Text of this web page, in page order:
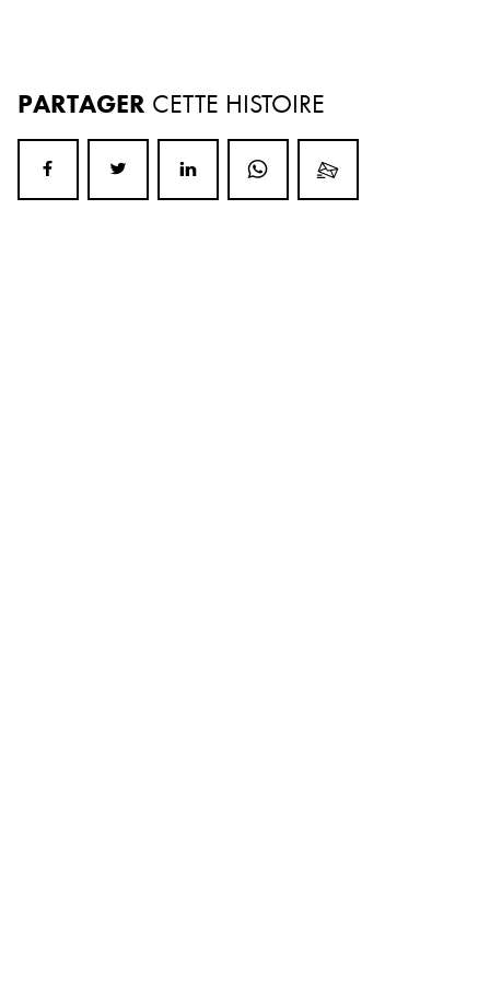
PARTAGER CETTE HISTOIRE